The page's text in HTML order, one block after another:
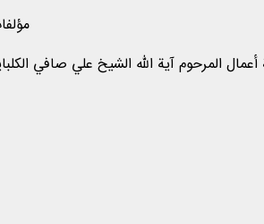
مجموعة أعمال المرحوم آية الله الشيخ علي